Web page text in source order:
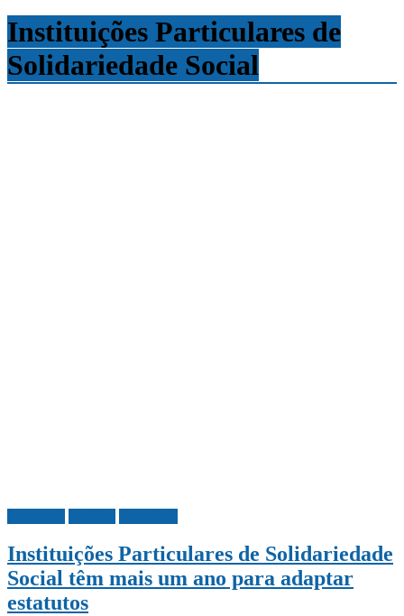
Instituições Particulares de
Solidariedade Social
Instituições Particulares de Solidariedade
Social têm mais um ano para adaptar
estatutos